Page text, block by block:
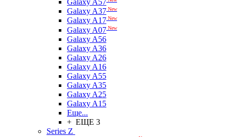
Galaxy A37 New
Galaxy A17 New
Galaxy A07 New
Galaxy A56
Galaxy A36
Galaxy A26
Galaxy A16
Galaxy A55
Galaxy A35
Galaxy A25
Galaxy A15
Еще...
+ ЕЩЕ 3
Series Z